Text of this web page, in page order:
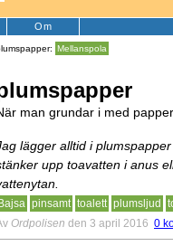
Om
Mellanspola
man grundar i med
lägger alltid i
upp toavatten i anus
Bajsa pinsamt toalett plumsljud
Ordpolisen den 3 april 2016 0